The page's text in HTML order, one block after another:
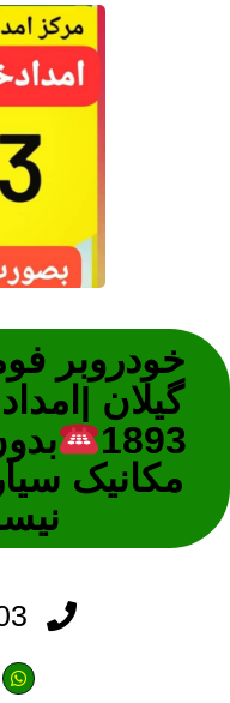
خودروبر
گیلان
1893
مکانیک